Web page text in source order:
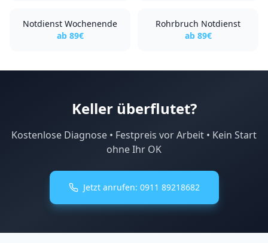
Notdienst Wochenende
ab 89€
Rohrbruch Notdienst
ab 89€
Keller überflutet?
Kostenlose Diagnose • Festpreis vor Arbeit • Kein Start
ohne Ihr OK
Jetzt anrufen: 0911 89218682